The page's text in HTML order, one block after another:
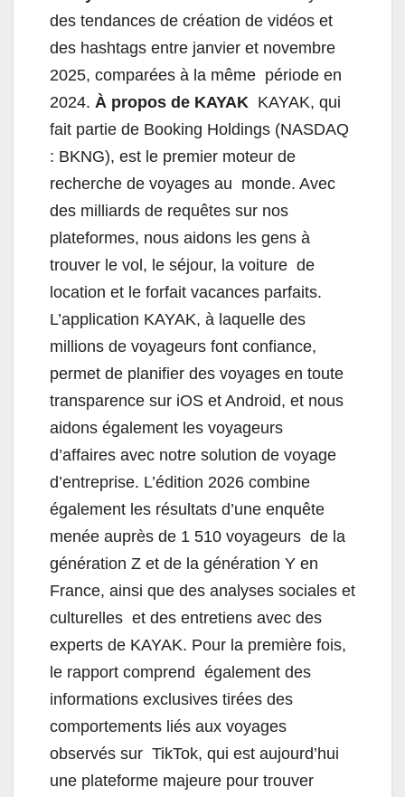
des tendances de création de vidéos et
des hashtags entre janvier et novembre
2025, comparées à la même période en
2024. À propos de KAYAK KAYAK, qui
fait partie de Booking Holdings (NASDAQ
: BKNG), est le premier moteur de
recherche de voyages au monde. Avec
des milliards de requêtes sur nos
plateformes, nous aidons les gens à
trouver le vol, le séjour, la voiture de
location et le forfait vacances parfaits.
L’application KAYAK, à laquelle des
millions de voyageurs font confiance,
permet de planifier des voyages en toute
transparence sur iOS et Android, et nous
aidons également les voyageurs
d’affaires avec notre solution de voyage
d’entreprise. L’édition 2026 combine
également les résultats d’une enquête
menée auprès de 1 510 voyageurs de la
génération Z et de la génération Y en
France, ainsi que des analyses sociales et
culturelles et des entretiens avec des
experts de KAYAK. Pour la première fois,
le rapport comprend également des
informations exclusives tirées des
comportements liés aux voyages
observés sur TikTok, qui est aujourd’hui
une plateforme majeure pour trouver